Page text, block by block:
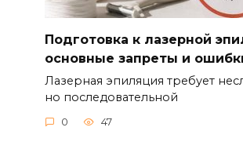
Подготовка к лазерной
основные запреты и
Лазерная эпиляция требует
но последовательной
0 47